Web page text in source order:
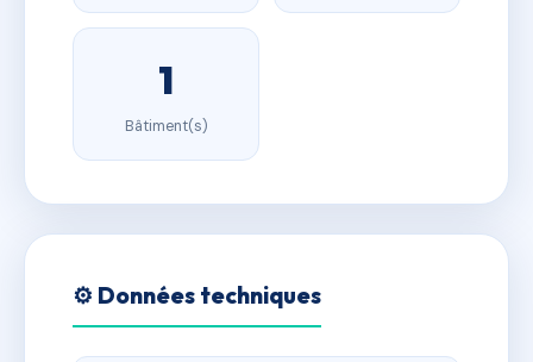
1
Bâtiment(s)
⚙️ Données techniques